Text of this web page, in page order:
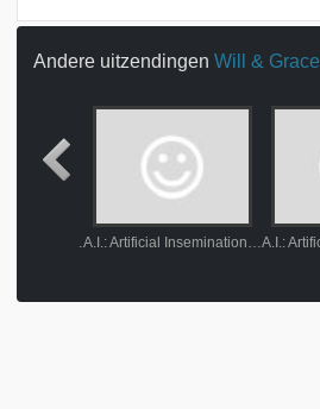
Andere uitzendingen Will & Grace
A buncha white chicks sittin around talkin A.I.: Artificial Insemination part 1